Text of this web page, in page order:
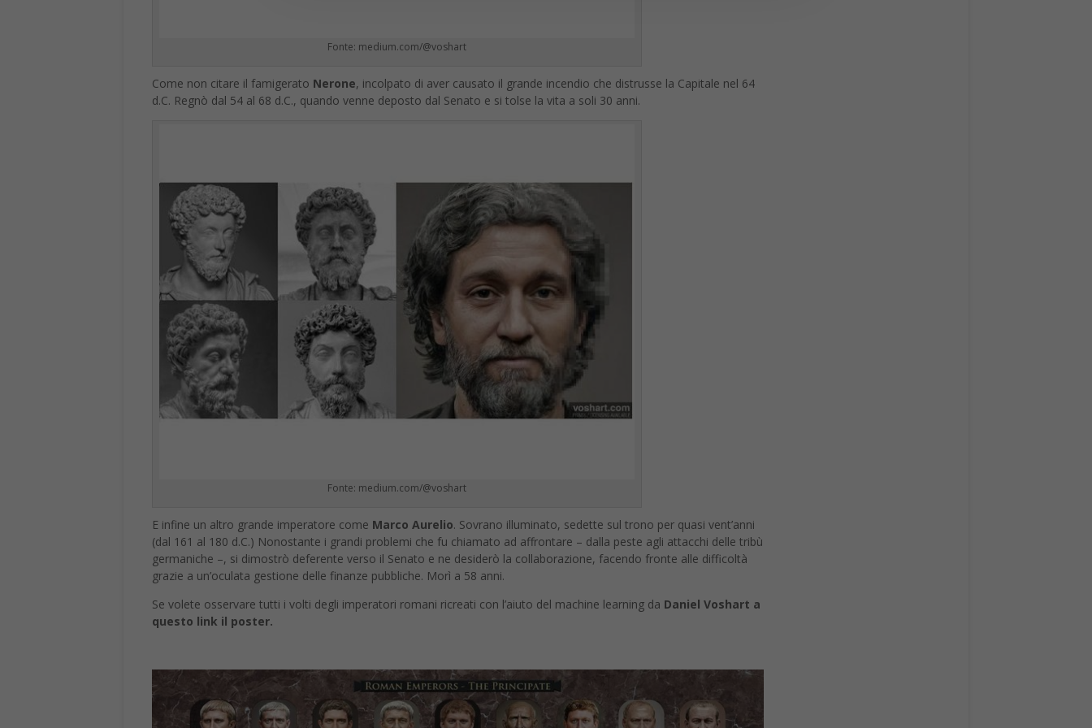
Fonte: medium.com/@voshart
Come non citare il famigerato Nerone , incolpato di aver causato il grande incendio che distrusse la Capitale nel 64
d.C. Regnò dal 54 al 68 d.C., quando venne deposto dal Senato e si tolse la vita a soli 30 anni.
Fonte: medium.com/@voshart
E infine un altro grande imperatore come Marco Aurelio . Sovrano illuminato, sedette sul trono per quasi vent’anni
(dal 161 al 180 d.C.) Nonostante i grandi problemi che fu chiamato ad affrontare – dalla peste agli attacchi delle tribù
germaniche –, si dimostrò deferente verso il Senato e ne desiderò la collaborazione, facendo fronte alle difficoltà
grazie a un’oculata gestione delle finanze pubbliche. Morì a 58 anni.
Se volete osservare tutti i volti degli imperatori romani ricreati con l’aiuto del machine learning da Daniel Voshart a
questo link il poster.